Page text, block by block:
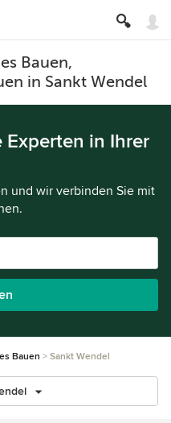
Bauen,
in Sankt Wendel
Experten in Ihrer
und wir verbinden Sie mit
Bauen Sankt Wendel